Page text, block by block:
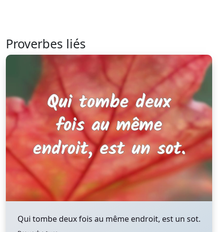
Proverbes liés
Qui tombe deux fois au même endroit, est un sot.